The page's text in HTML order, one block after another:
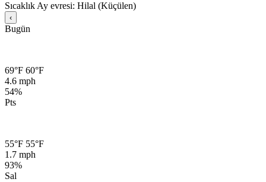
Sıcaklık Ay evresi: Hilal (Küçülen)
‹
Bugün
69°F 60°F
4.6 mph
54%
Pts
55°F 55°F
1.7 mph
93%
Sal